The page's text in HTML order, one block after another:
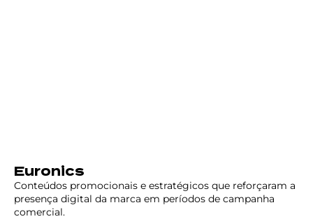
Euronics
Conteúdos promocionais e estratégicos que reforçaram a
presença digital da marca em períodos de campanha
comercial.